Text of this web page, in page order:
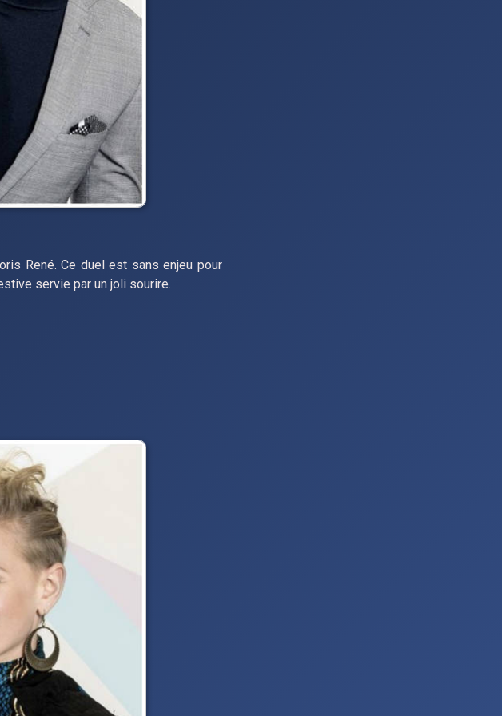
René. Ce duel est sans enjeu pour
servie par un joli sourire.